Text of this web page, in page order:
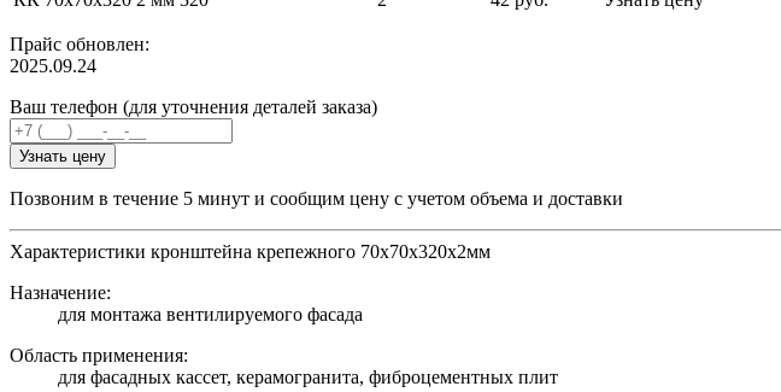
Прайс обновлен:
2025.09.24
Ваш телефон (для уточнения деталей заказа)
Узнать цену
Позвоним в течение 5 минут и сообщим цену с учетом объема и доставки
Характеристики кронштейна крепежного 70х70х320х2мм
Назначение:
для монтажа вентилируемого фасада
Область применения:
для фасадных кассет, керамогранита, фиброцементных плит